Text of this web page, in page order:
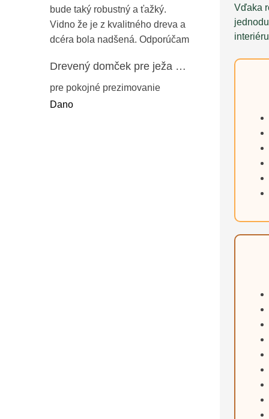
bude taký robustný a ťažký.
Vidno že je z kvalitného dreva a
dcéra bola nadšená. Odporúčam
Drevený domček pre ježa – záhradný úkryt z opaľovaného dreva s vodoodolnou strechou 50 cm
pre pokojné prezimovanie
Dano
Vďaka